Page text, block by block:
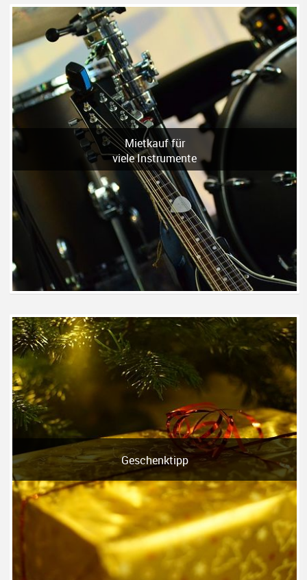
Mietkauf für
viele Instrumente
Geschenktipp